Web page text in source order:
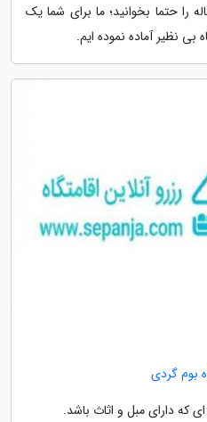
را حتما بخوانید؛ ما برای شما یک
بی نظیر آماده نموده ایم.
بوم گردی
که دارای مبل و اثاث باشد.